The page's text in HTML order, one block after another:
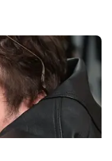
aktual dan